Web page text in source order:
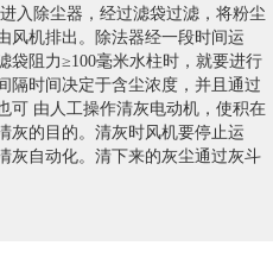
除尘器，经过滤袋过滤，将粉尘
风机排出。除法器经一段时间运
袋阻力≥100毫米水柱时，就要进行
隔时间决定于含尘浓度，并且通过
可 由人工操作清灰电动机，使积在
灰的目的。清灰时风机要停止运
灰自动化。清下来的灰尘通过灰斗